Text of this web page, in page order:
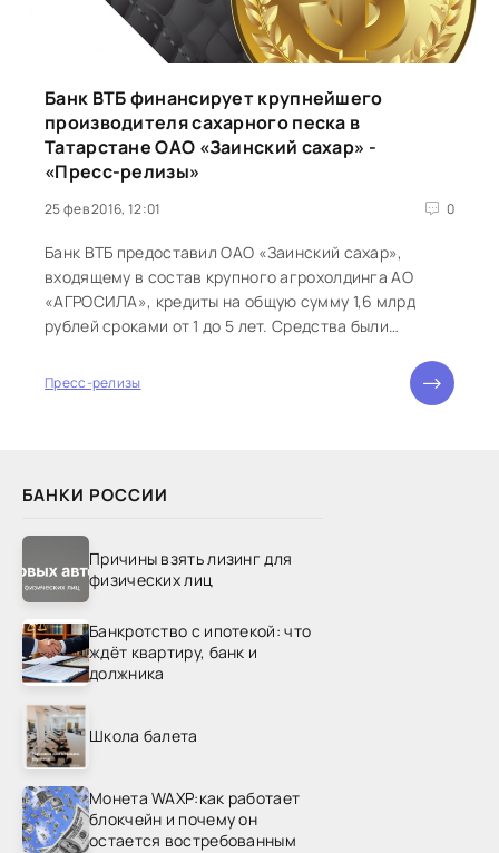
БАНКИ РОССИИ
Причины взять лизинг для
физических лиц
Банкротство с ипотекой: что
ждёт квартиру, банк и
должника
Школа балета
Монета WAXP:как работает
блокчейн и почему он
остается востребованным
Банк ВТБ финансирует крупнейшего
производителя сахарного песка в
Татарстане ОАО «Заинский сахар» -
«Пресс-релизы»
25 фев 2016, 12:01 0
Банк ВТБ предоставил ОАО «Заинский сахар»,
входящему в состав крупного агрохолдинга АО
«АГРОСИЛА», кредиты на общую сумму 1,6 млрд
рублей сроками от 1 до 5 лет. Средства были
дальнейшей переработки, а также на модернизацию
Пресс-релизы